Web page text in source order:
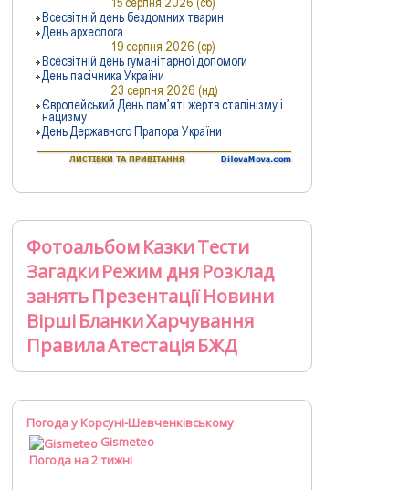
ФотоальбомКазкиТести
ЗагадкиРежим дняРозклад
занятьПрезентаціїНовини
ВіршіБланкиХарчування
ПравилаАтестаціяБЖД
Погода у Корсуні-Шевченківському
Gismeteo
Погода на 2 тижні